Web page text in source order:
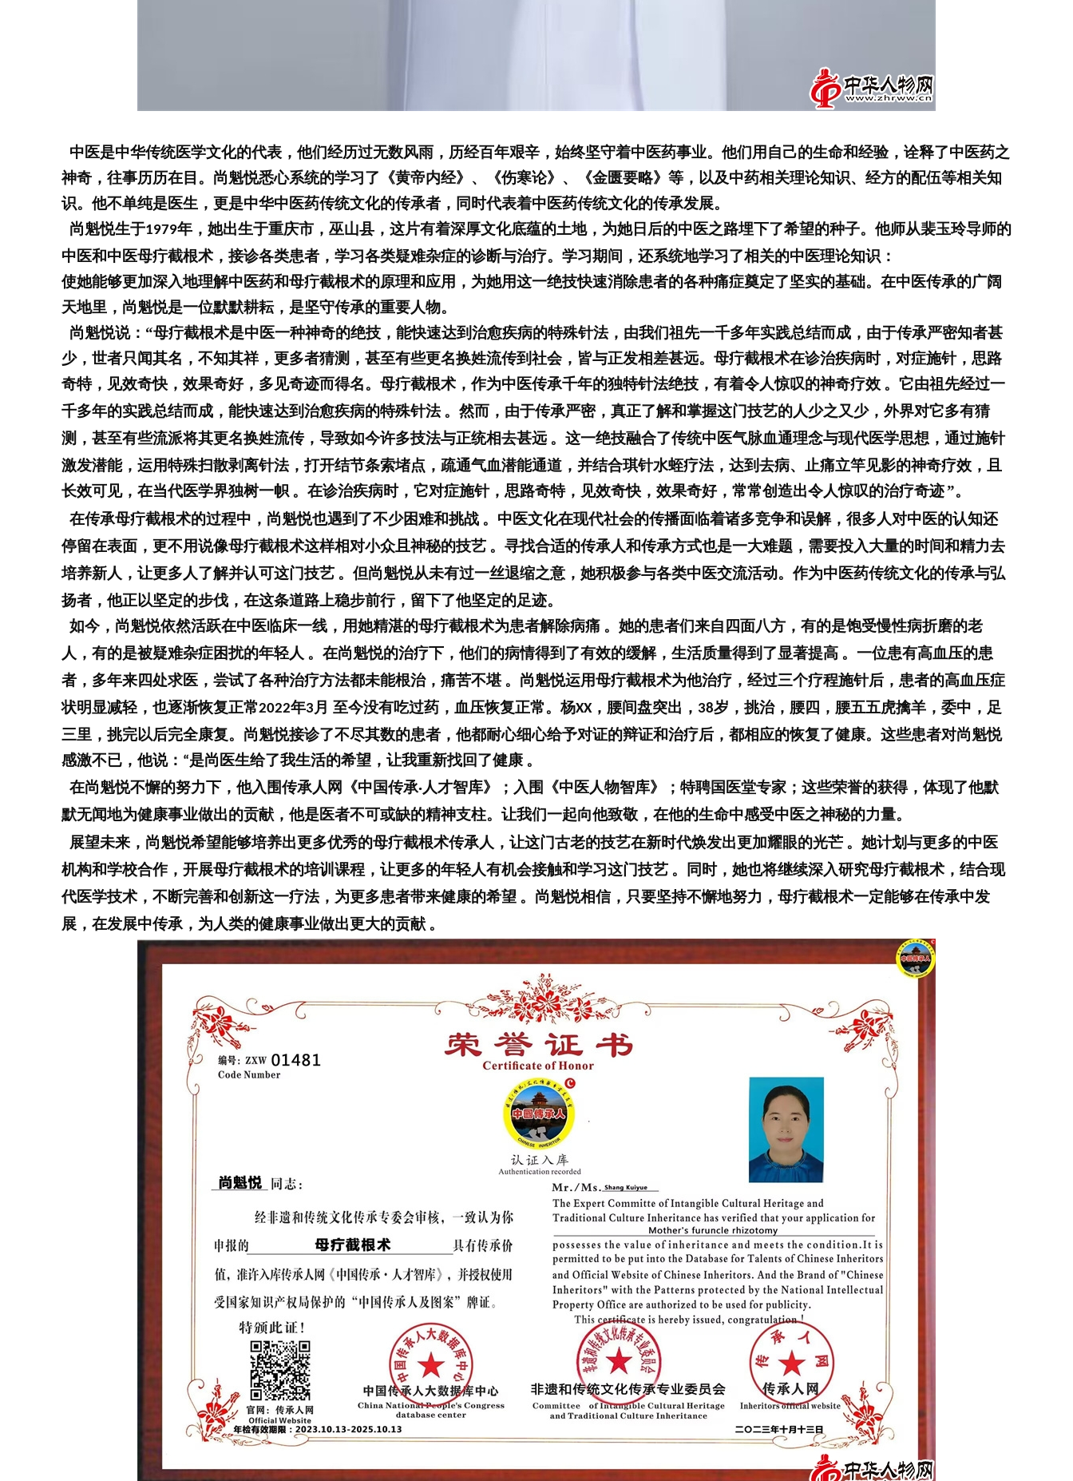
中医是中华传统医学文化的代表，他们经历过无数风雨，历经百年艰辛，始终坚守着中医药事业。他们用自己的生命和经验，诠释了中医药之
神奇，往事历历在目。尚魁悦悉心系统的学习了 《黄帝内经》、《伤寒论》、《金匮要略》等，以及中药相关理论知识、经方的配伍等相关知
识。 他不单纯是医生，更是中华中医药传统文化的传承者，同时代表着中医药传统文化的传承发展。
尚魁悦生于1979年，她出生于重庆市，巫山县，这片有着深厚文化底蕴的土地，为她日后的中医之路埋下了希望的种子。 他师从裴玉玲导师的
中医和中医母疔截根术，接诊各类患者，学习各类疑难杂症的诊断与治疗。学习期间，还系统地学习了相关的中医理论知识：
使她能够更加深入地理解中医药和母疔截根术的原理和应用，为她用这一绝技快速消除患者的各种痛症奠定了坚实的基础。 在中医传承的广阔
天地里， 尚魁悦是一位默默耕耘，是坚守传承的重要人物。
尚魁悦说： “母疔截根术是中医一种神奇的绝技，能快速达到治愈疾病的特殊针法，由我们祖先一千多年实践总结而成，由于传承严密知者甚
少，世者只闻其名，不知其祥，更多者猜测，甚至有些更名换姓流传到社会，皆与正发相差甚远。母疔截根术在诊治疾病时，对症施针，思路
奇特，见效奇快，效果奇好，多见奇迹而得名。母疔截根术，作为中医传承千年的独特针法绝技，有着令人惊叹的神奇疗效 。它由祖先经过一
千多年的实践总结而成，能快速达到治愈疾病的特殊针法 。然而，由于传承严密，真正了解和掌握这门技艺的人少之又少，外界对它多有猜
测，甚至有些流派将其更名换姓流传，导致如今许多技法与正统相去甚远 。这一绝技融合了传统中医气脉血通理念与现代医学思想，通过施针
激发潜能，运用特殊扫散剥离针法，打开结节条索堵点，疏通气血潜能通道，并结合琪针水蛭疗法，达到去病、止痛立竿见影的神奇疗效，且
长效可见，在当代医学界独树一帜 。在诊治疾病时，它对症施针，思路奇特，见效奇快，效果奇好，常常创造出令人惊叹的治疗奇迹”。
在传承母疔截根术的过程中，尚魁悦也遇到了不少困难和挑战 。中医文化在现代社会的传播面临着诸多竞争和误解，很多人对中医的认知还
停留在表面，更不用说像母疔截根术这样相对小众且神秘的技艺 。寻找合适的传承人和传承方式也是一大难题，需要投入大量的时间和精力去
培养新人，让更多人了解并认可这门技艺 。但尚魁悦从未有过一丝退缩之意，她积极参与各类中医交流活动。作为中医药传统文化的传承与弘
扬者，他正以坚定的步伐，在这条道路上稳步前行，留下了他坚定的足迹。
如今，尚魁悦依然活跃在中医临床一线，用她精湛的母疔截根术为患者解除病痛 。她的患者们来自四面八方，有的是饱受慢性病折磨的老
人，有的是被疑难杂症困扰的年轻人 。在尚魁悦的治疗下，他们的病情得到了有效的缓解，生活质量得到了显著提高 。一位患有高血压的患
者，多年来四处求医，尝试了各种治疗方法都未能根治，痛苦不堪 。尚魁悦运用母疔截根术为他治疗，经过三个疗程施针后，患者的高血压症
状明显减轻，也逐渐恢复正常2022年3 月 至今没有吃过药，血压恢复正常。杨XX ，腰间盘突出， 38岁，挑治，腰四，腰五五虎擒羊，委中，足
三里，挑完以后完全康复。尚魁悦接诊了不尽其数的患者，他都耐心细心给予对证的辩证和治疗后，都相应的恢复了健康。 这些患者对尚魁悦
感激不已，他说： “是尚医生给了我生活的希望，让我重新找回了健康 。
在尚魁悦不懈的努力下，他入围传承人网《中国传承·人才智库》 ；入围《中医人物智库》；特聘国医堂专家； 这些荣誉的获得， 体现了他默
默无闻地为健康事业做出的贡献，他是医者不可或缺的精神支柱。让我们一起向他致敬，在他的生命中感受中医之神秘的力量。
展望未来，尚魁悦希望能够培养出更多优秀的母疔截根术传承人，让这门古老的技艺在新时代焕发出更加耀眼的光芒 。她计划与更多的中医
机构和学校合作，开展母疔截根术的培训课程，让更多的年轻人有机会接触和学习这门技艺 。同时，她也将继续深入研究母疔截根术，结合现
代医学技术，不断完善和创新这一疗法，为更多患者带来健康的希望 。尚魁悦相信，只要坚持不懈地努力，母疔截根术一定能够在传承中发
展，在发展中传承，为人类的健康事业做出更大的贡献 。